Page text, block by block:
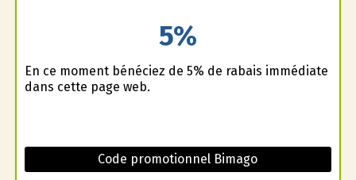
5%
En ce moment bénéficiez de 5% de rabais immédiate
dans cette page web.
Code promotionnel Bimago